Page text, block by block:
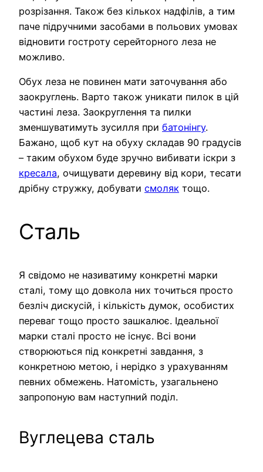
розрізання. Також без кількох надфілів, а тим
паче підручними засобами в польових умовах
відновити гостроту серейторного леза не
можливо.
Обух леза не повинен мати заточування або
заокруглень. Варто також уникати пилок в цій
частині леза. Заокруглення та пилки
зменшуватимуть зусилля при батонінгу.
Бажано, щоб кут на обуху складав 90 градусів
– таким обухом буде зручно вибивати іскри з
кресала, очищувати деревину від кори, тесати
дрібну стружку, добувати смоляк тощо.
Сталь
Я свідомо не називатиму конкретні марки
сталі, тому що довкола них точиться просто
безліч дискусій, і кількість думок, особистих
переваг тощо просто зашкалює. Ідеальної
марки сталі просто не існує. Всі вони
створюються під конкретні завдання, з
конкретною метою, і нерідко з урахуванням
певних обмежень. Натомість, узагальнено
запропоную вам наступний поділ.
Вуглецева сталь